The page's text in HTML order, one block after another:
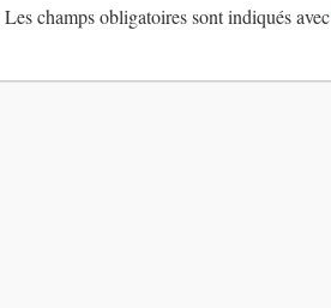
Les champs obligatoires sont indiqués avec